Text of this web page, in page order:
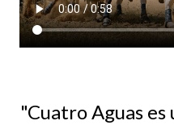
"Cuatro Aguas